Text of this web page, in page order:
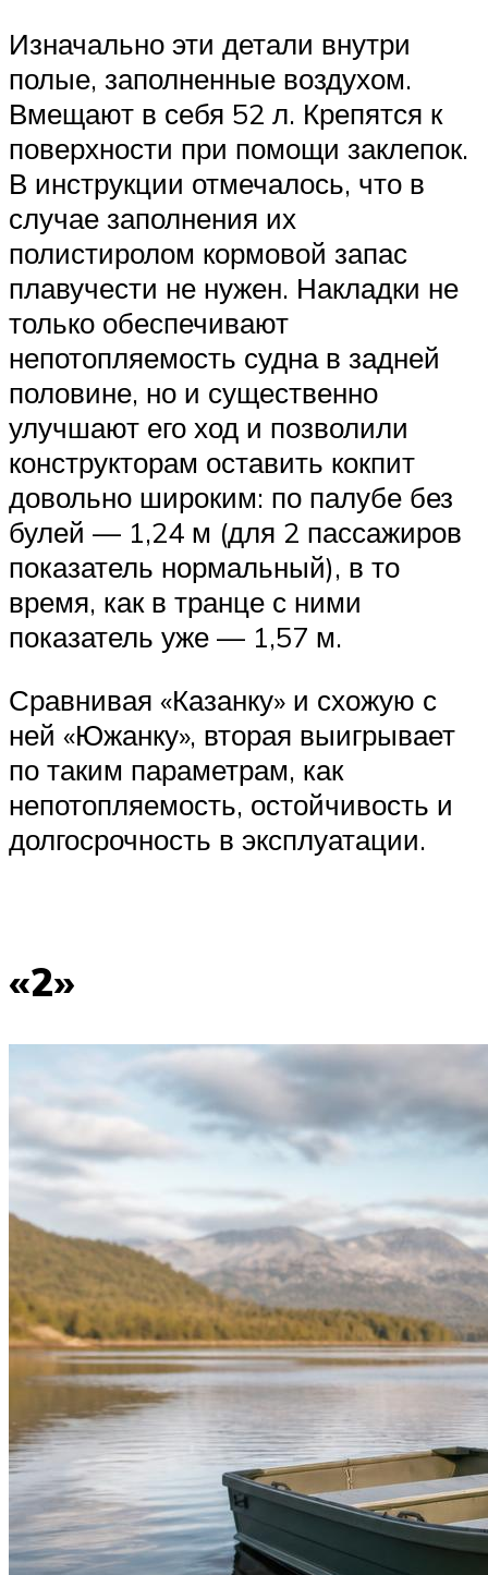
Изначально эти детали внутри
полые, заполненные воздухом.
Вмещают в себя 52 л. Крепятся к
поверхности при помощи заклепок.
В инструкции отмечалось, что в
случае заполнения их
полистиролом кормовой запас
плавучести не нужен. Накладки не
только обеспечивают
непотопляемость судна в задней
половине, но и существенно
улучшают его ход и позволили
конструкторам оставить кокпит
довольно широким: по палубе без
булей — 1,24 м (для 2 пассажиров
показатель нормальный), в то
время, как в транце с ними
показатель уже — 1,57 м.
Сравнивая «Казанку» и схожую с
ней «Южанку», вторая выигрывает
по таким параметрам, как
непотопляемость, остойчивость и
долгосрочность в эксплуатации.
«2»